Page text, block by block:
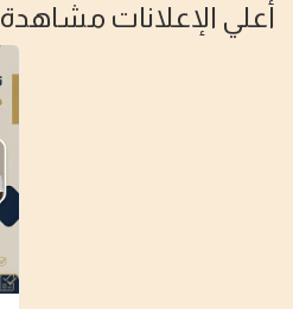
أعلي الإعلانات مشاهدة